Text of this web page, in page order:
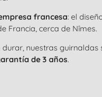
francesa: el
Francia, cerca de Nîmes.
nuestras guirnaldas
de 3 años.